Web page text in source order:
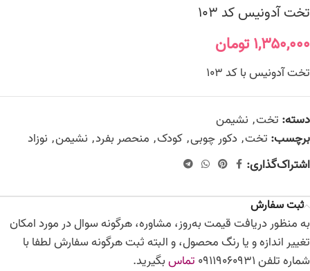
تخت آدونیس کد 103
۱,۳۵۰,۰۰۰تومان
تخت آدونیس با کد 103
دسته: تخت, نشیمن
برچسب: تخت, دکور چوبی, کودک, منحصر بفرد, نشیمن, نوزاد
اشتراک‌گذاری:
ثبت سفارش
به منظور دریافت قیمت به‌روز، مشاوره، هرگونه سوال در مورد امکان
تغییر اندازه و یا رنگ محصول، و البته ثبت هرگونه سفارش لطفا با
شماره تلفن 09119060931
تماسبگیرید.